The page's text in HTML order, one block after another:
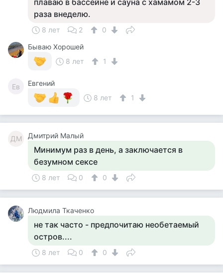
плаваю в бассейне и сауна с хамамом 2-3
раза внеделю.
8 лет 2
0
Бываю Хорошей
8 лет
1
Ев
Евгений
8 лет
1
ДМ Дмитрий Малый
Минимум раз в день, а заключается в
безумном сексе
8 лет 0 0
Людмила Ткаченко
не так часто - предпочитаю необетаемый
остров....
8 лет 0 0